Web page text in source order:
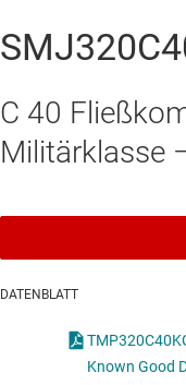
C 40
Militärklasse
DATENBLATT
Known Good